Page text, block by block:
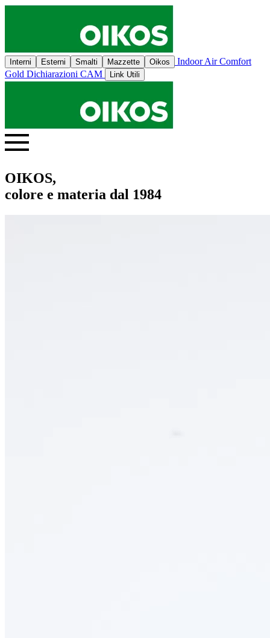
Interni Esterni Smalti Mazzette Oikos
Indoor Air Comfort
Gold Dichiarazioni CAM Link Utili
OIKOS,
colore e materia dal 1984